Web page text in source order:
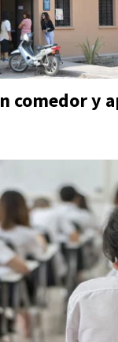
comedor y